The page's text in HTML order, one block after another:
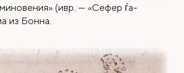
(ивр. — «Сефер ѓа-
из Бонна.